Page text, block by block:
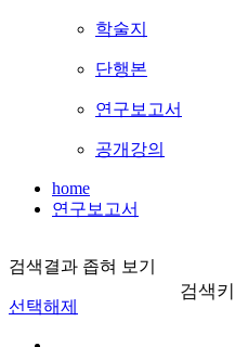
학술지
단행본
연구보고서
공개강의
home
연구보고서
검색결과 좁혀 보기
선택해제
검색